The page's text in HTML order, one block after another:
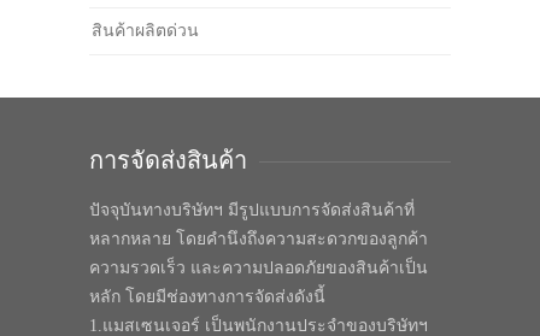
สินค้าผลิตด่วน
การจัดส่งสินค้า
ปัจจุบันทางบริษัทฯ มีรูปแบบการจัดส่งสินค้าที่
หลากหลาย โดยคำนึงถึงความสะดวกของลูกค้า
ความรวดเร็ว และความปลอดภัยของสินค้าเป็น
หลัก โดยมีช่องทางการจัดส่งดังนี้
1.แมสเซนเจอร์ เป็นพนักงานประจำของบริษัทฯ